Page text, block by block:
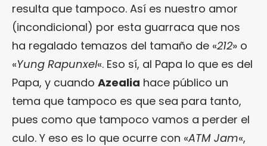
resulta que tampoco. Así es nuestro amor
(incondicional) por esta guarraca que nos
ha regalado temazos del tamaño de «212» o
«Yung Rapunxel«. Eso sí, al Papa lo que es del
Papa, y cuando Azealia hace público un
tema que tampoco es que sea para tanto,
pues como que tampoco vamos a perder el
culo. Y eso es lo que ocurre con «ATM Jam«,